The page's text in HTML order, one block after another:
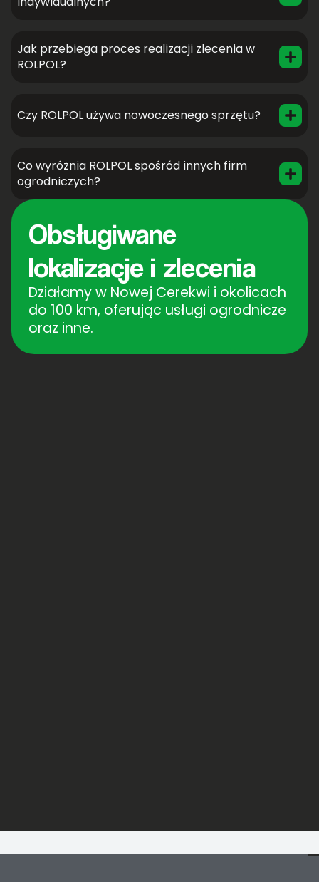
Jak przebiega proces realizacji zlecenia w
ROLPOL?
Czy ROLPOL używa nowoczesnego sprzętu?
Co wyróżnia ROLPOL spośród innych firm
ogrodniczych?
Obsługiwane
lokalizacje i zlecenia
Działamy w Nowej Cerekwi i okolicach
do 100 km, oferując usługi ogrodnicze
oraz inne.